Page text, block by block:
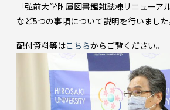
「弘前大学附属図書館雑誌棟リニューア
など5つの事項について説明を行いました
配付資料等はこちらからご覧ください。